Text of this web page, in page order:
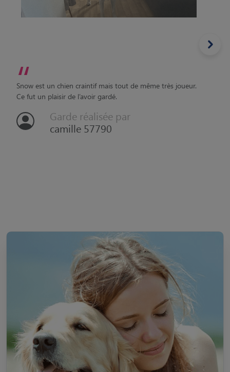
“
Snow est un chien craintif mais tout de même très joueur.
Ce fut un plaisir de l’avoir gardé.
Garde réalisée par
camille 57790